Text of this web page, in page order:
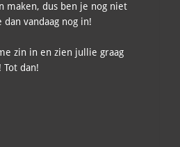
maken, dus ben je nog niet
vandaag nog in!
zin in en zien jullie graag
dan!